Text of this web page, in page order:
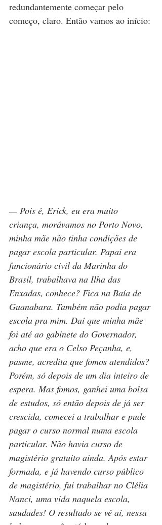
redundantemente começar pelo
começo, claro. Então vamos ao início:
— Pois é, Erick, eu era muito
criança, morávamos no Porto Novo,
minha mãe não tinha condições de
pagar escola particular. Papai era
funcionário civil da Marinha do
Brasil, trabalhava na Ilha das
Enxadas, conhece? Fica na Baía de
Guanabara. Também não podia pagar
escola pra mim. Daí que minha mãe
foi até ao gabinete do Governador,
acho que era o Celso Peçanha, e,
pasme, acredita que fomos atendidos?
Porém, só depois de um dia inteiro de
espera. Mas fomos, ganhei uma bolsa
de estudos, só então depois de já ser
crescida, comecei a trabalhar e pude
pagar o curso normal numa escola
particular. Não havia curso de
magistério gratuito ainda. Após estar
formada, e já havendo curso público
de magistério, fui trabalhar no Clélia
Nanci, uma vida naquela escola,
saudades! O resultado se vê aí, nessa